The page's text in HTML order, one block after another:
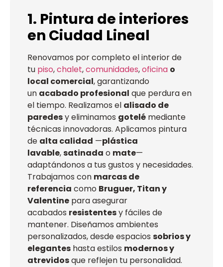
1. Pintura de interiores
en Ciudad Lineal
Renovamos por completo el interior de
tu piso,chalet,comunidades,oficina o
local comercial, garantizando
un acabado profesional que perdura en
el tiempo. Realizamos el alisado de
paredesy eliminamos gotelé mediante
técnicas innovadoras. Aplicamos pintura
de alta calidad —plástica
lavable,satinada o mate—
adaptándonos a tus gustos y necesidades.
Trabajamos con marcas de
referencia como Bruguer, Titan y
Valentine para asegurar
acabados resistentesy fáciles de
mantener. Diseñamos ambientes
personalizados, desde espacios sobrios y
elegantes hasta estilos modernos y
atrevidosque reflejen tu personalidad.